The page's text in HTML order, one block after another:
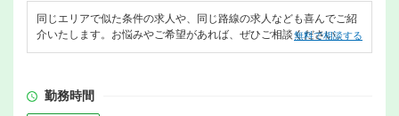
同じエリアで似た条件の求人や、同じ路線の求人なども喜んでご紹
介いたします。お悩みやご希望があれば、ぜひご相談ください。
無料で相談する
勤務時間